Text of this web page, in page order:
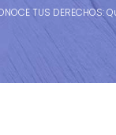
TUS